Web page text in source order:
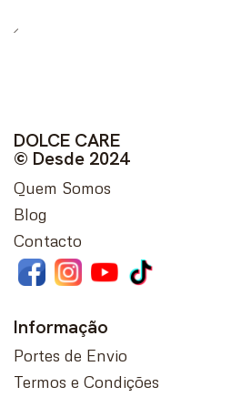
DOLCE CARE
© Desde 2024
Quem Somos
Blog
Contacto
Informação
Portes de Envio
Termos e Condições